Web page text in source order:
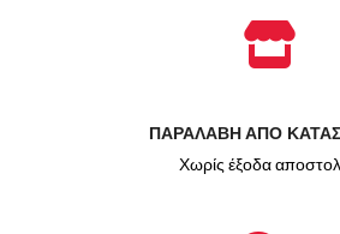
ΠΑΡΑΛΑΒΗ ΑΠΟ
Χωρίς έξοδα